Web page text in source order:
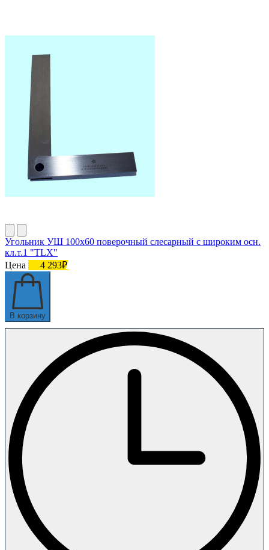
Угольник УШ 100х60 поверочный слесарный с широким осн.
кл.т.1 "TLX"
Цена
4 293₽
В корзину